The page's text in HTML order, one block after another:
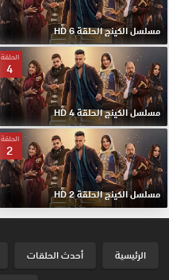
مسلسل الكينج الحلقة 6 HD
الحلقة
4
مسلسل الكينج الحلقة 4 HD
الحلقة
2
مسلسل الكينج الحلقة 2 HD
الرئيسية أحدث الحلقات